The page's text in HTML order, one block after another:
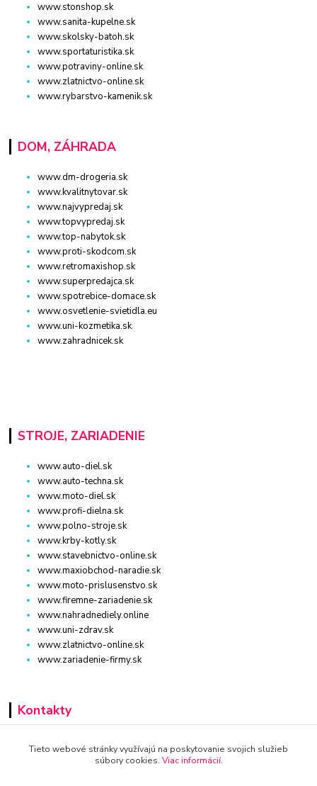
www.stonshop.sk
www.sanita-kupelne.sk
www.skolsky-batoh.sk
www.sportaturistika.sk
www.potraviny-online.sk
www.zlatnictvo-online.sk
www.rybarstvo-kamenik.sk
DOM, ZÁHRADA
www.dm-drogeria.sk
www.kvalitnytovar.sk
www.najvypredaj.sk
www.topvypredaj.sk
www.top-nabytok.sk
www.proti-skodcom.sk
www.retromaxishop.sk
www.superpredajca.sk
www.spotrebice-domace.sk
www.osvetlenie-svietidla.eu
www.uni-kozmetika.sk
www.zahradnicek.sk
STROJE, ZARIADENIE
www.auto-diel.sk
www.auto-techna.sk
www.moto-diel.sk
www.profi-dielna.sk
www.polno-stroje.sk
www.krby-kotly.sk
www.stavebnictvo-online.sk
www.maxiobchod-naradie.sk
www.moto-prislusenstvo.sk
www.firemne-zariadenie.sk
www.nahradnediely.online
www.uni-zdrav.sk
www.zlatnictvo-online.sk
www.zariadenie-firmy.sk
Kontakty
+421 940 949 000
Tieto webové stránky využívajú na poskytovanie svojich služieb
súbory cookies. Viac informácií.